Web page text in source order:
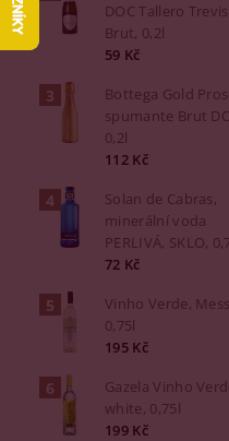
DOC Tallero
Brut, 0,2l
59 Kč
Bottega Gold
spumante Brut
0,2l
112 Kč
Solan de Cabras,
minerální voda
PERLIVÁ, SKLO,
72 Kč
Vinho Verde,
0,75l
195 Kč
Gazela Vinho
white, 0,75l
199 Kč